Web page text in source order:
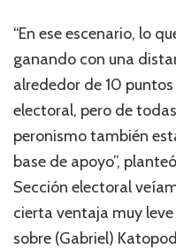
“En ese escenario, lo
ganando con una
alrededor de 10
electoral, pero de
peronismo también
base de apoyo”,
Sección electoral
cierta ventaja muy
sobre (Gabriel)